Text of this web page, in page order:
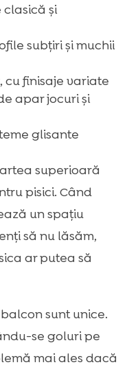
clasică și
subțiri și muchii
cu finisaje variate
apar jocuri și
glisante
superioară
pisici. Când
un spațiu
să nu lăsăm,
ar putea să
sunt unice.
se goluri pe
mai ales dacă